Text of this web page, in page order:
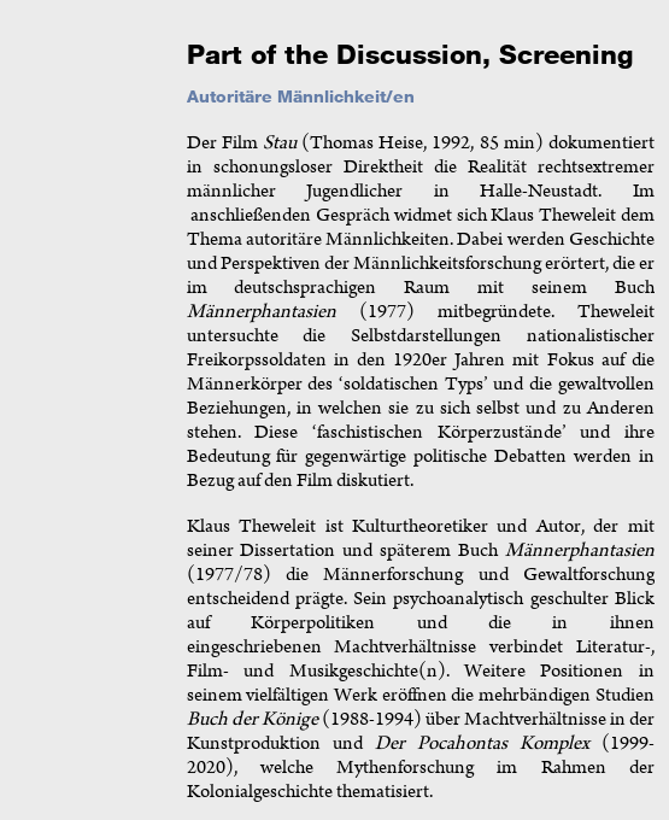
Part of the Discussion, Screening
Autoritäre Männlichkeit/en
Der Film Stau(Thomas Heise, 1992, 85 min) dokumentiert
in schonungsloser Direktheit die Realität rechtsextremer
männlicher Jugendlicher in Halle-Neustadt. Im
anschließenden Gespräch widmet sich Klaus Theweleit dem
Thema autoritäre Männlichkeiten. Dabei werden Geschichte
und Perspektiven der Männlichkeitsforschung erörtert, die er
im deutschsprachigen Raum mit seinem Buch
Männerphantasien(1977) mitbegründete. Theweleit
untersuchte die Selbstdarstellungen nationalistischer
Freikorpssoldaten in den 1920er Jahren mit Fokus auf die
Männerkörper des ‘soldatischen Typs’ und die gewaltvollen
Beziehungen, in welchen sie zu sich selbst und zu Anderen
stehen. Diese ‘faschistischen Körperzustände’ und ihre
Bedeutung für gegenwärtige politische Debatten werden in
Bezug auf den Film diskutiert.
Klaus Theweleit ist Kulturtheoretiker und Autor, der mit
seiner Dissertation und späterem Buch Männerphantasien
(1977/78) die Männerforschung und Gewaltforschung
entscheidend prägte. Sein psychoanalytisch geschulter Blick
auf Körperpolitiken und die in ihnen
eingeschriebenen Machtverhältnisse verbindet Literatur-,
Film- und Musikgeschichte(n). Weitere Positionen in
seinem vielfältigen Werk eröffnen die mehrbändigen Studien
Buch der Könige(1988-1994) über Machtverhältnisse in der
Kunstproduktion und Der Pocahontas Komplex(1999-
2020), welche Mythenforschung im Rahmen der
Kolonialgeschichte thematisiert.